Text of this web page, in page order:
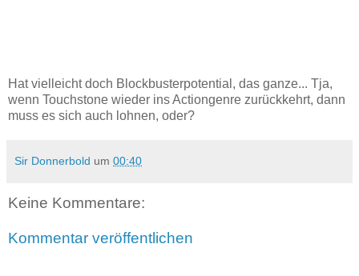
Hat vielleicht doch Blockbusterpotential, das ganze... Tja,
wenn Touchstone wieder ins Actiongenre zurückkehrt, dann
muss es sich auch lohnen, oder?
Sir Donnerbold um 00:40
Keine Kommentare:
Kommentar veröffentlichen